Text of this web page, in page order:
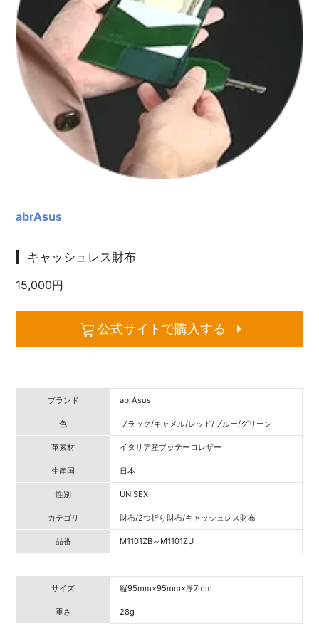
abrAsus
キャッシュレス財布
15,000円
公式サイトで購入する
ブランド abrAsus
色 ブラック/キャメル/レッド/ブルー/グリーン
革素材 イタリア産ブッテーロレザー
生産国 日本
性別 UNISEX
カテゴリ 財布/2つ折り財布/キャッシュレス財布
品番 M1101ZB～M1101ZU
サイズ 縦95mm×95mm×厚7mm
重さ 28g